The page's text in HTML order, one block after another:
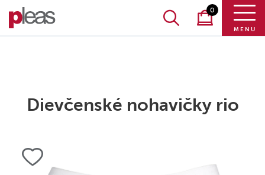
0
MENU
Dievčenské nohavičky rio